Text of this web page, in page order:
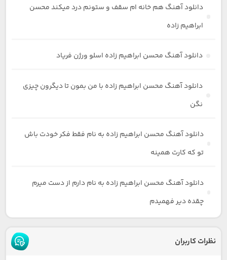
دانلود آهنگ هم خانه ام سقف و ستونم درد میکند محسن
ابراهیم زاده
دانلود آهنگ محسن ابراهیم زاده اسلو ورژن فریاد
دانلود آهنگ محسن ابراهیم زاده با من بمون تا دیگرون چیزی
نگن
دانلود آهنگ محسن ابراهیم زاده به نام فقط فکر خودت باش
تو که کارت همینه
دانلود آهنگ محسن ابراهیم زاده به نام دارم از دست میرم
چقده دیر فهمیدم
نظرات کاربران